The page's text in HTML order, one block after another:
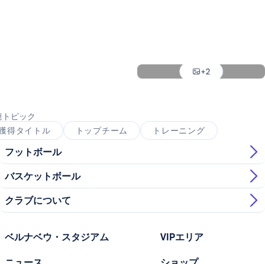
+2
トピック
得タイトル
トップチーム トレーニング
フットボール
バスケットボール
クラブについて
ベルナベウ・スタジアム VIPエリア